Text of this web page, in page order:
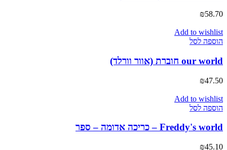
₪58.70
Add to wishlist
הוספה לסל
our world חוברת (אוור וורלד)
₪47.50
Add to wishlist
הוספה לסל
Freddy's world – כריכה אדומה – ספר
₪45.10